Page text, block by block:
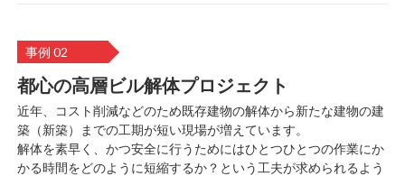
事例 02
都心の高層ビル解体プロジェクト
近年、コスト削減などのため既存建物の解体から新たな建物の建
築（新築）までの工期が短い現場が増えています。
解体を素早く、かつ安全に行うためにはひとつひとつの作業にか
かる時間をどのように短縮するか？という工夫が求められるよう